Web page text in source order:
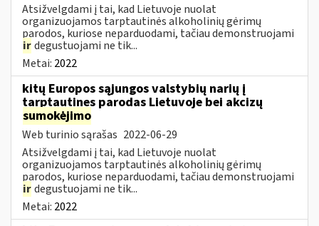
Atsižvelgdami į tai, kad Lietuvoje nuolat
organizuojamos tarptautinės alkoholinių gėrimų
parodos, kuriose neparduodami, tačiau demonstruojami
irdegustuojami ne tik...
Metai: 2022
kitų Europos sąjungos valstybių narių į
tarptautines parodas Lietuvoje bei akcizų
sumokėjimo
Web turinio sąrašas 2022-06-29
Atsižvelgdami į tai, kad Lietuvoje nuolat
organizuojamos tarptautinės alkoholinių gėrimų
parodos, kuriose neparduodami, tačiau demonstruojami
irdegustuojami ne tik...
Metai: 2022